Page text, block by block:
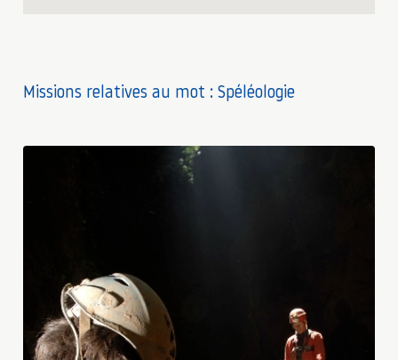
Missions relatives au mot : Spéléologie